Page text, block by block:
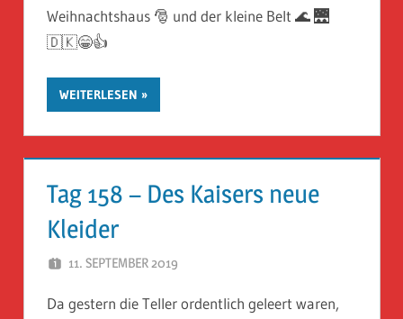
Weihnachtshaus 🎅 und der kleine Belt 🌊 🌉
🇩🇰😁👍
WEITERLESEN
Tag 158 – Des Kaisers neue
Kleider
11. SEPTEMBER 2019
Da gestern die Teller ordentlich geleert waren,